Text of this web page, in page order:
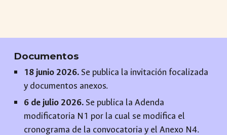
Documentos
18 junio 2026.Se publica la invitación focalizada
y documentos anexos.
6 de julio 2026.Se publica la Adenda
modificatoria N1 por la cual se modifica el
cronograma de la convocatoria y el Anexo N4.